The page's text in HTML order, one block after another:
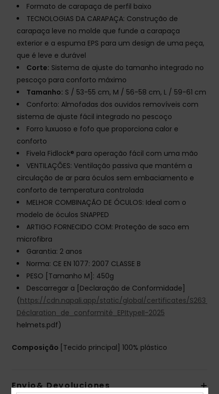
Formato de carapaça de perfil baixo
TECNOLOGIAS DA CARAPAÇA: Construção de
carapaça leve no molde que funde a carapaça
exterior e a espuma EPS para um design de uma peça,
que é leve e durável
Corte: Sistema de ajuste do tamanho integrado no
pescoço para conforto máximo
Tamanho: S / 53-55 cm, M / 56-58 cm, L / 59-61 cm
Conforto: Almofadas dos ouvidos removíveis com
sistema de ajuste fácil integrado no pescoço
Forro luxuoso e fofo que proporciona calor e
conforto
Fivela Fidlock® para operação fácil com uma mão
VENTILAÇÕES: Ventilação passiva que mantém a
circulação de ar para óculos sem embaciamento e
conforto de temperatura controlada
MELHOR COMBINAÇÃO DE ÓCULOS: Ideal com o
modelo de óculos SNAPPED
ARTIGO FORNECIDO COM: Proteção de saco em
microfibra
Garantia: 2 anos
Norma: CE EN 1077: 2007 CLASSE B
PESO [Tamanho M]: 450g
Descarregar a [Declaração de Conformidade]
(https://cdn.napali.app/static/global/certificates/
Déclaration_de_conformité_EPItypeII-2025
helmets.pdf)
Composição [Tecido principal] 100% plástico
Envio& Devoluciones